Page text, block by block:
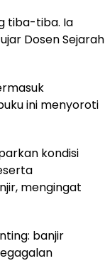
tiba-tiba. Ia
Dosen Sejarah
ini menyoroti
kondisi
mengingat
banjir